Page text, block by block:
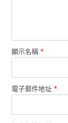
顯示名稱 *
電子郵件地址 *